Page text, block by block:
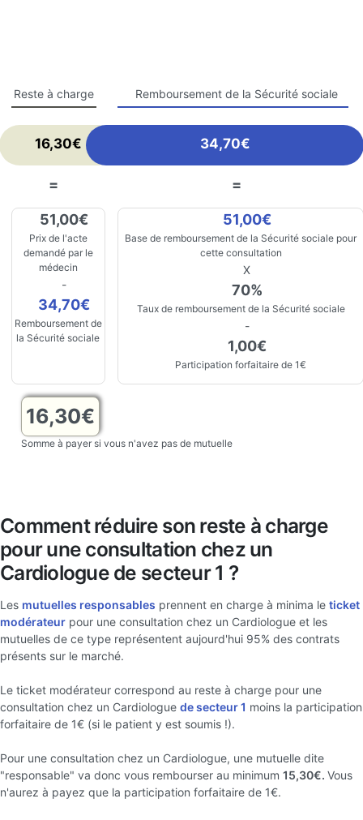
Reste à charge Remboursement de la Sécurité sociale
16,30€ 34,70€
= =
51,00€
Prix de l'acte
demandé par le
médecin
-
34,70€
Remboursement de
la Sécurité sociale
51,00€
Base de remboursement de la Sécurité sociale pour
cette consultation
X
70%
Taux de remboursement de la Sécurité sociale
-
1,00€
Participation forfaitaire de 1€
16,30€
Somme à payer si vous n'avez pas de mutuelle
Comment réduire son reste à charge
pour une consultation chez un
Cardiologue de secteur 1 ?
Les mutuelles responsables prennent en charge à minima le ticket
modérateur pour une consultation chez un Cardiologue et les
mutuelles de ce type représentent aujourd'hui 95% des contrats
présents sur le marché.
Le ticket modérateur correspond au reste à charge pour une
consultation chez un Cardiologue de secteur 1 moins la participation
forfaitaire de 1€ (si le patient y est soumis !).
Pour une consultation chez un Cardiologue, une mutuelle dite
"responsable" va donc vous rembourser au minimum 15,30€. Vous
n'aurez à payez que la participation forfaitaire de 1€.